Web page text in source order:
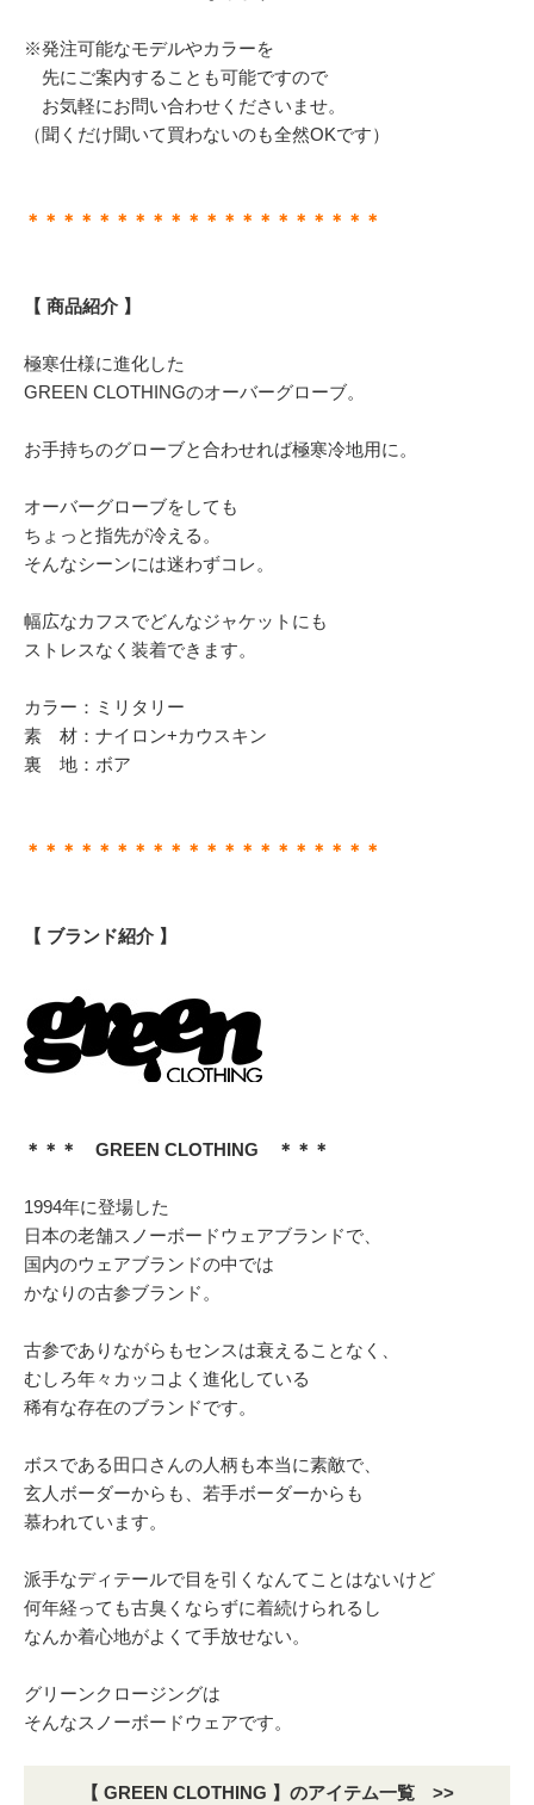
※発注可能なモデルやカラーを
先にご案内することも可能ですので
お気軽にお問い合わせくださいませ。
（聞くだけ聞いて買わないのも全然OKです）
＊＊＊＊＊＊＊＊＊＊＊＊＊＊＊＊＊＊＊＊
【 商品紹介 】
極寒仕様に進化した
GREEN CLOTHINGのオーバーグローブ。
お手持ちのグローブと合わせれば極寒冷地用に。
オーバーグローブをしても
ちょっと指先が冷える。
そんなシーンには迷わずコレ。
幅広なカフスでどんなジャケットにも
ストレスなく装着できます。
カラー：ミリタリー
素 材：ナイロン+カウスキン
裏 地：ボア
＊＊＊＊＊＊＊＊＊＊＊＊＊＊＊＊＊＊＊＊
【 ブランド紹介 】
＊＊＊ GREEN CLOTHING ＊＊＊
1994年に登場した
日本の老舗スノーボードウェアブランドで、
国内のウェアブランドの中では
かなりの古参ブランド。
古参でありながらもセンスは衰えることなく、
むしろ年々カッコよく進化している
稀有な存在のブランドです。
ボスである田口さんの人柄も本当に素敵で、
玄人ボーダーからも、若手ボーダーからも
慕われています。
派手なディテールで目を引くなんてことはないけど
何年経っても古臭くならずに着続けられるし
なんか着心地がよくて手放せない。
グリーンクロージングは
そんなスノーボードウェアです。
【 GREEN CLOTHING 】のアイテム一覧 >>